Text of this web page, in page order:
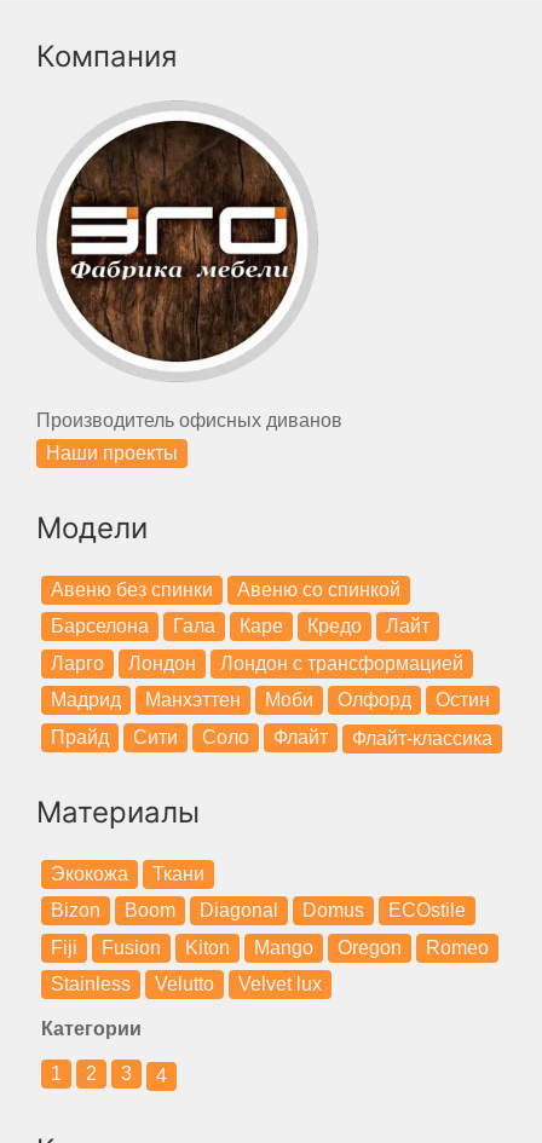
Компания
Производитель офисных диванов
Наши проекты
Модели
Авеню без спинки
Авеню со спинкой
Барселона
Гала Каре Кредо
Лайт
Ларго
Лондон
Лондон с трансформацией
Мадрид
Манхэттен Моби Олфорд
Остин
Прайд
Сити Соло Флайт Флайт-классика
Материалы
Экокожа
Ткани
Bizon
Boom Diagonal Domus
ECOstile
Fiji
Fusion Kiton Mango Oregon
Romeo
Stainless
Velutto Velvet lux
Категории
1 2 3 4